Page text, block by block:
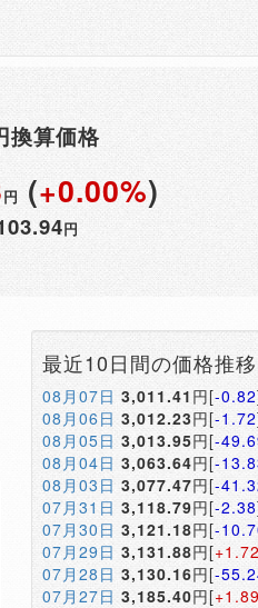
換算価格
円 (+0.00%)
円
最近10日間の価格推移
08月07日 3,011.41 円[-0.82
08月06日 3,012.23円[-1.72
08月05日 3,013.95円[-
08月04日 3,063.64円[-
08月03日 3,077.47円[-
07月31日 3,118.79円[-2.38
07月30日 3,121.18円[-
07月29日 3,131.88円[+1.72
07月28日 3,130.16円[-
07月27日 3,185.40円[+1.89